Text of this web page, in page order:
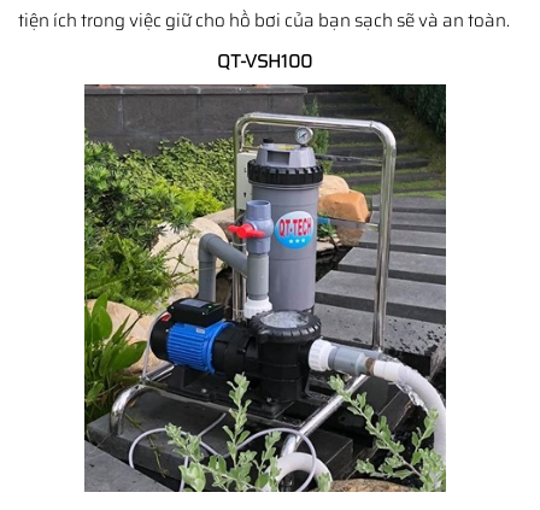
tiện ích trong việc giữ cho hồ bơi của bạn sạch sẽ và an toàn.
QT-VSH100